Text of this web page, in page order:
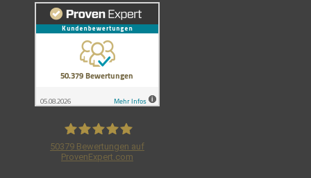
50379 Bewertungen auf
ProvenExpert.com